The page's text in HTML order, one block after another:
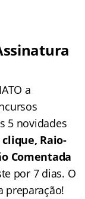
a
5 novidades
Raio-
Comentada
por 7 dias. O
preparação!